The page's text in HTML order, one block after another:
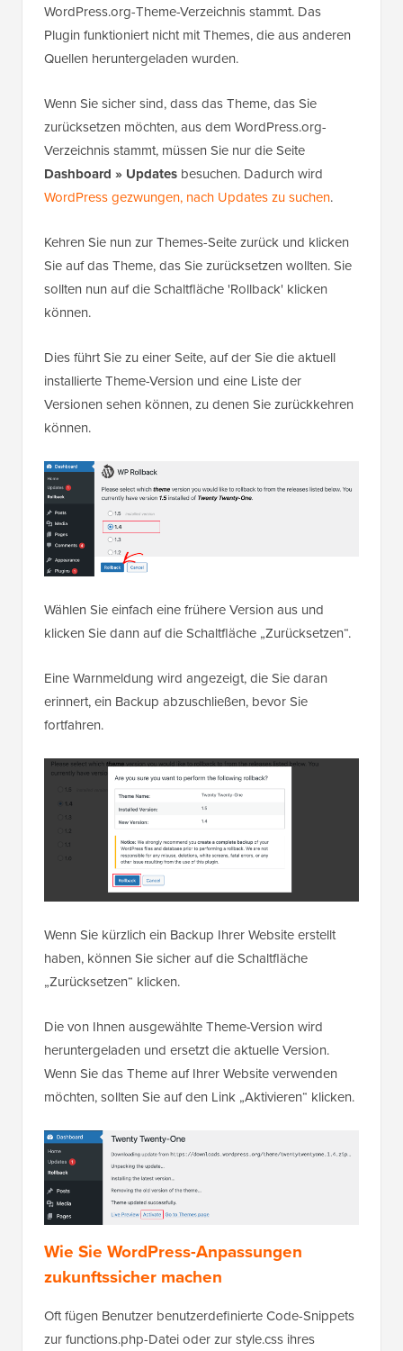
WordPress.org-Theme-Verzeichnis stammt. Das
Plugin funktioniert nicht mit Themes, die aus anderen
Quellen heruntergeladen wurden.
Wenn Sie sicher sind, dass das Theme, das Sie
zurücksetzen möchten, aus dem WordPress.org-
Verzeichnis stammt, müssen Sie nur die Seite
Dashboard » Updates besuchen. Dadurch wird
WordPress gezwungen, nach Updates zu suchen.
Kehren Sie nun zur Themes-Seite zurück und klicken
Sie auf das Theme, das Sie zurücksetzen wollten. Sie
sollten nun auf die Schaltfläche 'Rollback' klicken
können.
Dies führt Sie zu einer Seite, auf der Sie die aktuell
installierte Theme-Version und eine Liste der
Versionen sehen können, zu denen Sie zurückkehren
können.
Wählen Sie einfach eine frühere Version aus und
klicken Sie dann auf die Schaltfläche „Zurücksetzen“.
Eine Warnmeldung wird angezeigt, die Sie daran
erinnert, ein Backup abzuschließen, bevor Sie
fortfahren.
Wenn Sie kürzlich ein Backup Ihrer Website erstellt
haben, können Sie sicher auf die Schaltfläche
„Zurücksetzen“ klicken.
Die von Ihnen ausgewählte Theme-Version wird
heruntergeladen und ersetzt die aktuelle Version.
Wenn Sie das Theme auf Ihrer Website verwenden
möchten, sollten Sie auf den Link „Aktivieren“ klicken.
Wie Sie WordPress-Anpassungen
zukunftssicher machen
Oft fügen Benutzer benutzerdefinierte Code-Snippets
zur functions.php-Datei oder zur style.css ihres